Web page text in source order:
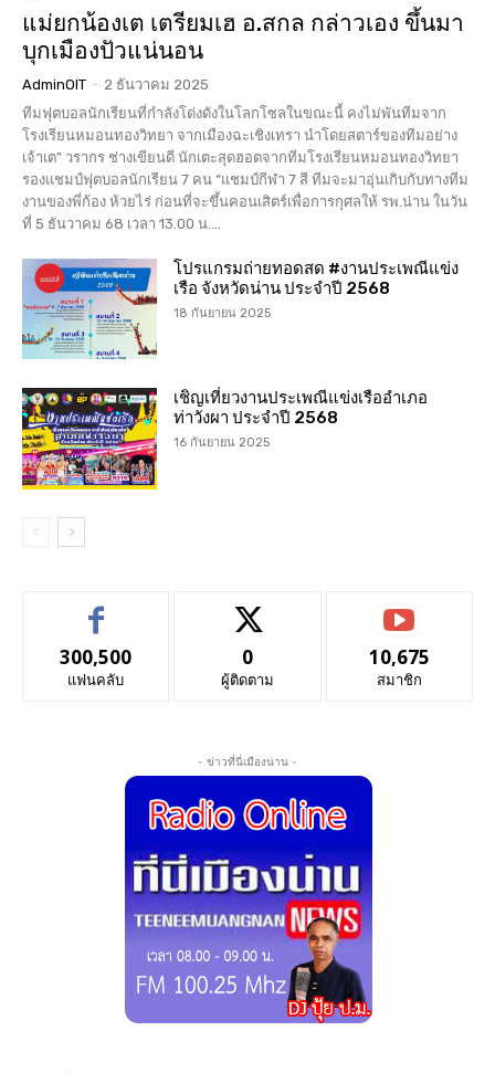
แม่ยกน้องเต เตรียมเฮ อ.สกล กล่าวเอง ขึ้นมา
บุกเมืองปัวแน่นอน
AdminOIT - 2 ธันวาคม 2025
ทีมฟุตบอลนักเรียนที่กำลังโด่งดังในโลกโซลในขณะนี้ คงไม่พันทีมจาก
โรงเรียนหมอนทองวิทยา จากเมืองฉะเชิงเทรา นำโดยสตาร์ของทีมอย่าง
เจ้าเต" วรากร ช่างเขียนดี นักเตะสุดฮอตจากทีมโรงเรียนหมอนทองวิทยา
รองแชมป์ฟุตบอลนักเรียน 7 คน “แชมป์กีฬา 7 สี ทีมจะมาอุ่นเกิบกับทางทีม
งานของพี่ก้อง ห้วยไร่ ก่อนที่จะขึ้นคอนเสิตร์เพื่อการกุศลให้ รพ.น่าน ในวัน
ที่ 5 ธันวาคม 68 เวลา 13.00 น....
โปรแกรมถ่ายทอดสด #งานประเพณีแข่ง
เรือ จังหวัดน่าน ประจำปี 2568
18 กันยายน 2025
เชิญเที่ยวงานประเพณีแข่งเรืออำเภอ
ท่าวังผา ประจำปี 2568
16 กันยายน 2025
300,500
แฟนคลับ
0
ผู้ติดตาม
10,675
สมาชิก
- ข่าวที่นี่เมืองน่าน -